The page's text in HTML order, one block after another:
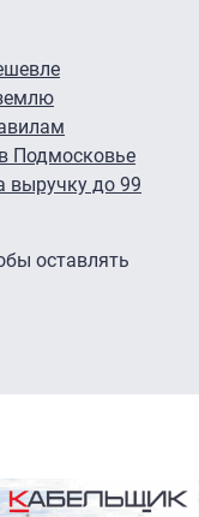
Подмосковье
выручку до 99
оставлять